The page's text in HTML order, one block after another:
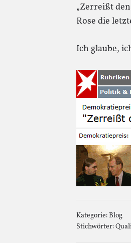
„Zerreißt
Rose die
Ich glaube,
Kategorie:Blog
Stichwörter: